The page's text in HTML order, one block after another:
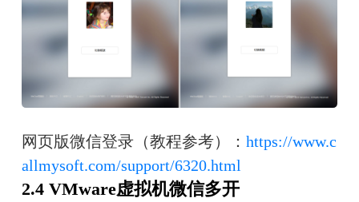
网页版微信登录（教程参考）： https://www.c
allmysoft.com/support/6320.html
2.4 VMware虚拟机微信多开